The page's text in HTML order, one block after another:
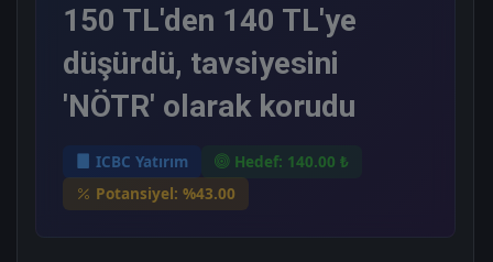
150 TL'den 140 TL'ye
düşürdü, tavsiyesini
'NÖTR' olarak korudu
ICBC Yatırım
Hedef: 140.00 ₺
Potansiyel: %43.00